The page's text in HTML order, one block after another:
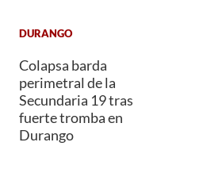
DURANGO
Colapsa barda
perimetral de la
Secundaria 19 tras
fuerte tromba en
Durango